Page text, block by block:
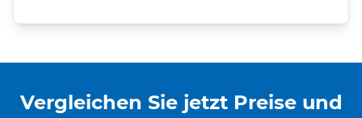
Vergleichen Sie jetzt Preise und